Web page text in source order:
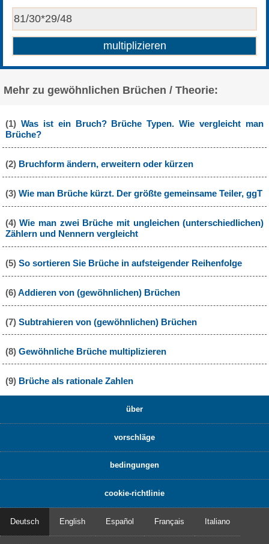
Mehr zu gewöhnlichen Brüchen / Theorie:
(1) Was ist ein Bruch? Brüche Typen. Wie vergleicht man
Brüche?
(2) Bruchform ändern, erweitern oder kürzen
(3) Wie man Brüche kürzt. Der größte gemeinsame Teiler, ggT
(4)Wie man zwei Brüche mit ungleichen (unterschiedlichen)
Zählern und Nennern vergleicht
(5) So sortieren Sie Brüche in aufsteigender Reihenfolge
(6)Addieren von (gewöhnlichen) Brüchen
(7) Subtrahieren von (gewöhnlichen) Brüchen
(8) Gewöhnliche Brüche multiplizieren
(9) Brüche als rationale Zahlen
über
vorschläge
bedingungen
cookie-richtlinie
Deutsch English Español Français Italiano